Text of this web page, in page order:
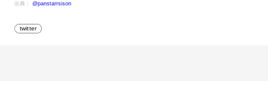
出典： @panstarrsison
twitter